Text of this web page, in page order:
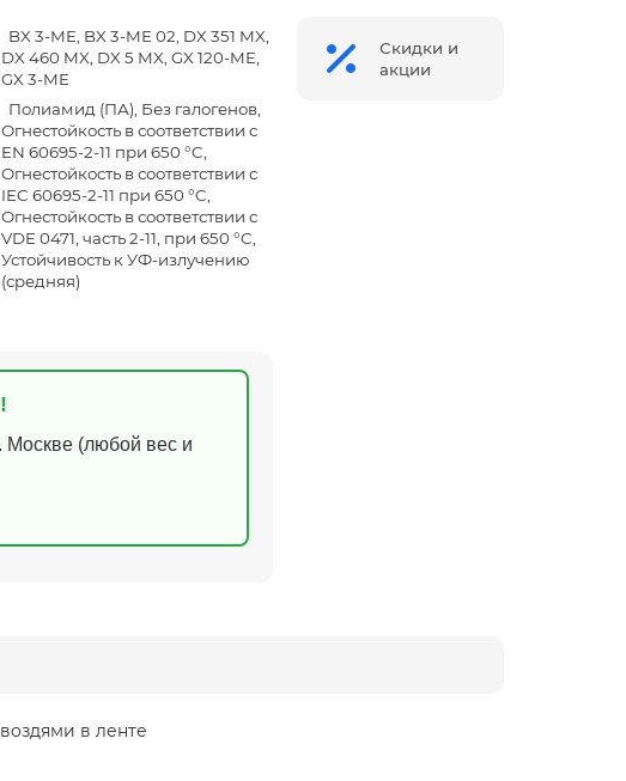
BX 3-ME, BX 3-ME 02, DX 351 MX,
DX 460 MX, DX 5 MX, GX 120-ME,
GX 3-ME
Полиамид (ПА), Без галогенов,
Огнестойкость в соответствии с
EN 60695-2-11 при 650 °C,
Огнестойкость в соответствии с
IEC 60695-2-11 при 650 °C,
Огнестойкость в соответствии с
VDE 0471, часть 2-11, при 650 °C,
Устойчивость к УФ-излучению
(средняя)
Москве (любой вес и
Скидки и
акции
в ленте